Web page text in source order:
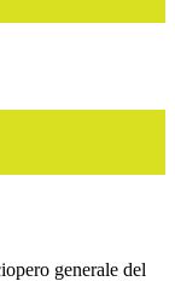
generale del